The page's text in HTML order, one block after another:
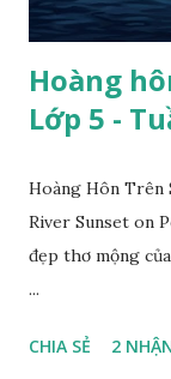
Hoàng
Lớp 5 -
Hoàng Hôn Trên
River Sunset on
đẹp thơ mộng
...
CHIA SẺ 2